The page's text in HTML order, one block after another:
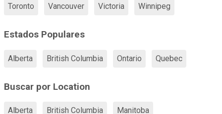
Toronto Vancouver Victoria Winnipeg
Estados Populares
Alberta British Columbia Ontario Quebec
Buscar por Location
Alberta British Columbia Manitoba